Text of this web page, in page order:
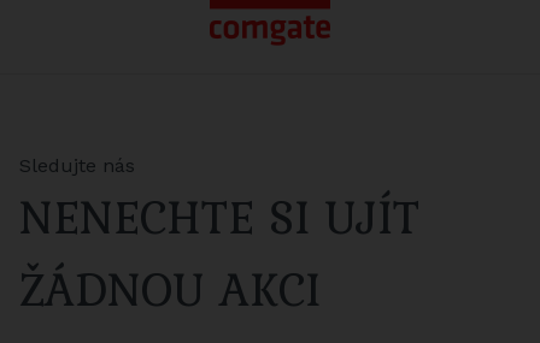
Sledujte nás
NENECHTE SI UJÍT
ŽÁDNOU AKCI